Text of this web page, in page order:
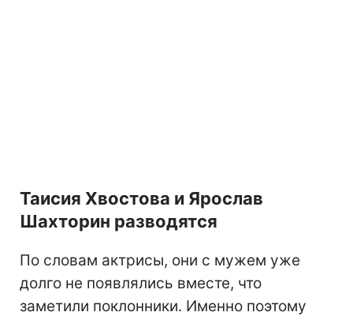
Таисия Хвостова и Ярослав
Шахторин разводятся
По словам актрисы, они с мужем уже
долго не появлялись вместе, что
заметили поклонники. Именно поэтому